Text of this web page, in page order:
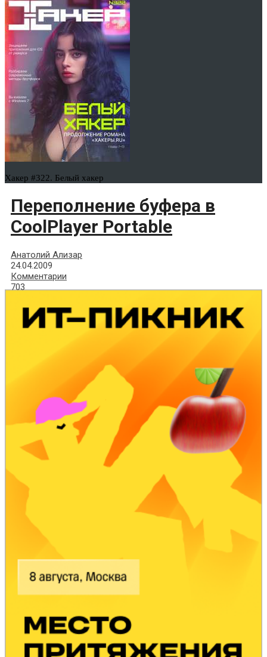
Хакер #322. Белый хакер
Переполнение буфера в
CoolPlayer Portable
Анатолий Ализар
24.04.2009
Комментарии
703